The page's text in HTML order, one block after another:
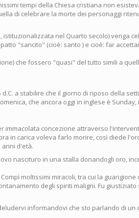
tempi della Chiesa cristiana non
di celebrare la morte dei personaggi
istituzionalizzata nel Quarto secolo) venga
"sancito" (cioè: santo ) e cioè: far
che fossero "quasi" del tutto simili a
a stabilire che il giorno di riposo della
che ancora oggi in inglese è Sunday,
immacolata concezione attraverso
in carica voleva farlo morire, così diede
anni d'età.
nascituro in una stalla donandogli oro,
moltissimi miracoli, tra cui la guarigione
degli spiriti maligni. Fu giustiziato
informandovi che sto parlando di un